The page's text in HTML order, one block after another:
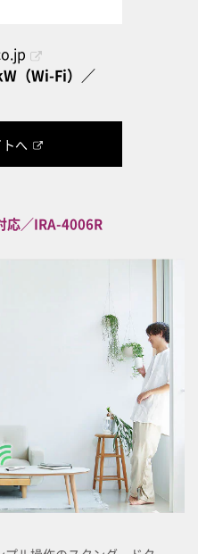
（Wi-Fi）／
へ
応／IRA-4006R